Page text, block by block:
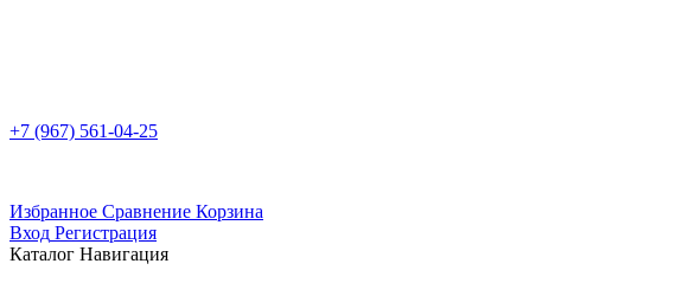
+7 (967) 561-04-25
Избранное Сравнение Корзина
Вход Регистрация
Каталог Навигация